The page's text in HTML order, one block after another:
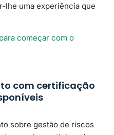
lhe uma experiência que
começar com o
com certificação
sobre gestão de riscos